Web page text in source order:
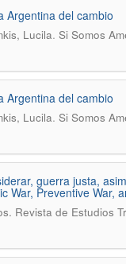
Argentina del cambio
Lucila. Si Somos
Argentina del cambio
Lucila. Si Somos
guerra justa,
War, Preventive War,
Revista de Estudios